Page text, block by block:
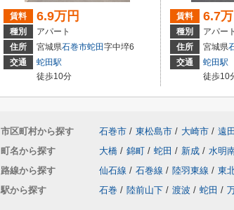
賃料 6.9万円
種別
アパート
住所
宮城県石巻市蛇田字中埣6
交通
蛇田駅
徒歩10分
賃料 6.7
種別
アパート
住所
宮城県
交通
蛇田駅
徒歩10
市区町村から探す 石巻市 / 東松島市 / 大崎市 / 遠
町名から探す
大橋 / 錦町 / 蛇田 / 新成 / 水明
路線から探す
仙石線 / 石巻線 / 陸羽東線 / 東
駅から探す
石巻 / 陸前山下 / 渡波 / 蛇田 /